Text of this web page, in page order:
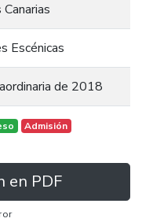
Canarias
Escénicas
de 2018
Admisión
en PDF